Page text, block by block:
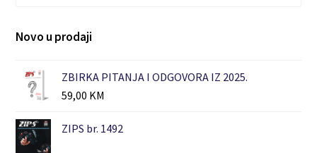
Novo u prodaji
ZBIRKA PITANJA I ODGOVORA IZ 2025.
59,00 KM
ZIPS br. 1492